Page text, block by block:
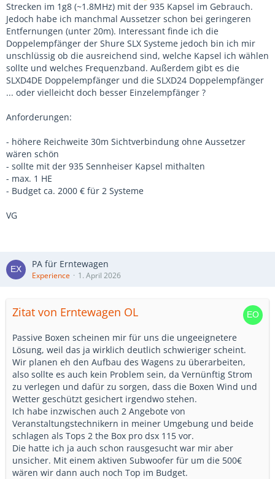
Strecken im 1g8 (~1.8MHz) mit der 935 Kapsel im Gebrauch.
Jedoch habe ich manchmal Aussetzer schon bei geringeren
Entfernungen (unter 20m). Interessant finde ich die
Doppelempfänger der Shure SLX Systeme jedoch bin ich mir
unschlüssig ob die ausreichend sind, welche Kapsel ich wählen
sollte und welches Frequenzband. Außerdem gibt es die
SLXD4DE Doppelempfänger und die SLXD24 Doppelempfänger
... oder vielleicht doch besser Einzelempfänger ?
Anforderungen:
- höhere Reichweite 30m Sichtverbindung ohne Aussetzer
wären schön
- sollte mit der 935 Sennheiser Kapsel mithalten
- max. 1 HE
- Budget ca. 2000 € für 2 Systeme
VG
PA für Erntewagen
Experience 1. April 2026
Zitat von Erntewagen OL
Passive Boxen scheinen mir für uns die ungeeignetere
Lösung, weil das ja wirklich deutlich schwieriger scheint.
Wir planen eh den Aufbau des Wagens zu überarbeiten,
also sollte es auch kein Problem sein, da Vernünftig Strom
zu verlegen und dafür zu sorgen, dass die Boxen Wind und
Wetter geschützt gesichert irgendwo stehen.
Ich habe inzwischen auch 2 Angebote von
Veranstaltungstechnikern in meiner Umgebung und beide
schlagen als Tops 2 the Box pro dsx 115 vor.
Die hatte ich ja auch schon rausgesucht war mir aber
unsicher. Mit einem aktiven Subwoofer für um die 500€
wären wir dann auch noch Top im Budget.